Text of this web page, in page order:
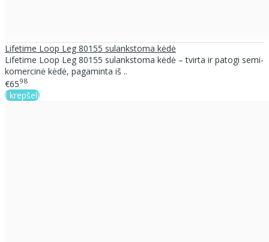
Lifetime Loop Leg 80155 sulankstoma kėdė
Lifetime Loop Leg 80155 sulankstoma kėdė – tvirta ir patogi semi-
komercinė kėdė, pagaminta iš ..
€6598
Į krepšelį